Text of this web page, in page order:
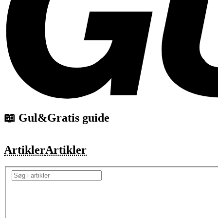
📖 Gul&Gratis guide
ArtiklerArtikler